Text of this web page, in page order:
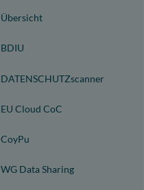
Übersicht
BDIU
DATENSCHUTZscanner
EU Cloud CoC
CoyPu
WG Data Sharing